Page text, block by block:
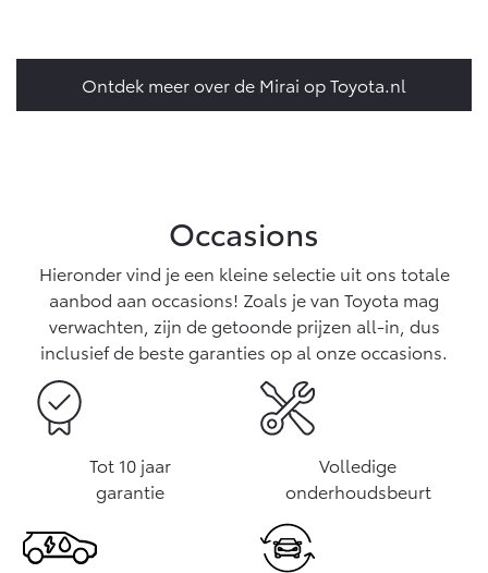
Ontdek meer over de Mirai op Toyota.nl
Occasions
Hieronder vind je een kleine selectie uit ons totale
aanbod aan occasions! Zoals je van Toyota mag
verwachten, zijn de getoonde prijzen all-in, dus
inclusief de beste garanties op al onze occasions.
Tot 10 jaar
garantie
Volledige
onderhoudsbeurt